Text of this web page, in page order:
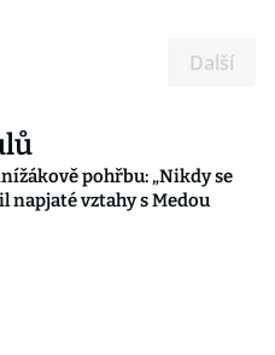
Další
pohřbu: „Nikdy se
napjaté vztahy s Medou